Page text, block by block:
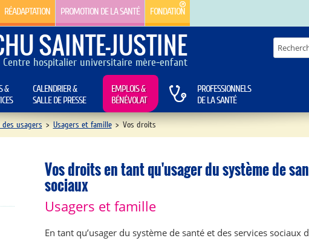
RÉADAPTATION PROMOTION DE LA SANTÉ FONDATION
SAINTE-JUSTINE
Centre hospitalier universitaire mère-enfant
&
CALENDRIER &
SALLE DE PRESSE
EMPLOIS &
BÉNÉVOLAT
PROFESSIONNELS
DE LA SANTÉ
des usagers > Usagers et famille > Vos droits
Vos droits en tant qu'usager du système de
sociaux
Usagers et famille
En tant qu’usager du système de santé et des services sociaux